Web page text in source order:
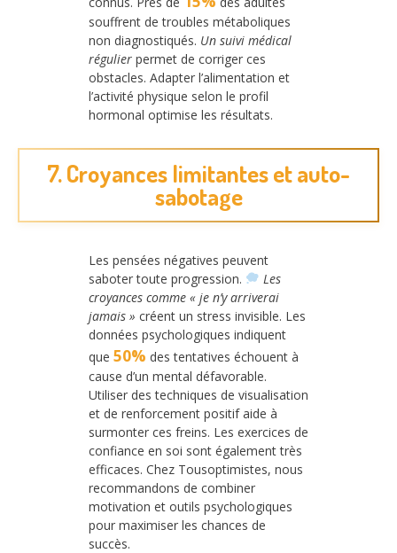
souffrent de troubles métaboliques
non diagnostiqués. Un suivi médical
régulier permet de corriger ces
obstacles. Adapter l’alimentation et
l’activité physique selon le profil
hormonal optimise les résultats.
7. Croyances limitantes et auto-
sabotage
Les pensées négatives peuvent
saboter toute progression.
Les
croyances comme « je n’y arriverai
jamais » créent un stress invisible. Les
données psychologiques indiquent
que 50% des tentatives échouent à
cause d’un mental défavorable.
Utiliser des techniques de visualisation
et de renforcement positif aide à
surmonter ces freins. Les exercices de
confiance en soi sont également très
efficaces. Chez Tousoptimistes, nous
recommandons de combiner
motivation et outils psychologiques
pour maximiser les chances de
succès.